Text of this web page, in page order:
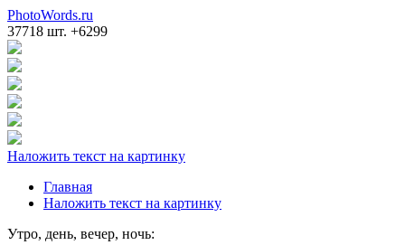
PhotoWords.ru
37718 шт. +6299
Наложить текст на картинку
Главная
Наложить текст на картинку
Утро, день, вечер, ночь: